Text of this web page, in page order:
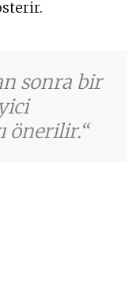
sonra bir
önerilir.